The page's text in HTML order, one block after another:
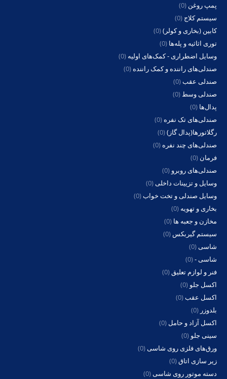
پمپ روغن (0)
سیستم کلاج (0)
کابین (بخاری و کولر)(0)
توری اثاثیه و پله‌ها (0)
وسایل اضطراری - کمک‌های اولیه (0)
صندلی‌های راننده و کمک راننده (0)
صندلی عقب(0)
صندلی وسط (0)
پدال‌ها (0)
صندلی‌های تک نفره (0)
رگلاتورها(پدال گاز)(0)
صندلی‌های چند نفره (0)
فرمان (0)
صندلی‌های روبرو (0)
وسایل و تزیینات داخلی(0)
وسایل صندلی و تخت خواب(0)
بخاری و تهویه (0)
مخازن و جعبه ها (0)
سیستم گیربکس (0)
شاسی(0)
شاسی -(0)
فنر و لوازم تعلیق(0)
اکسل جلو (0)
اکسل عقب(0)
بلدوزر (0)
اکسل آزاد و حامل (0)
سینی جلو (0)
ورق‌های فلزی روی شاسی(0)
زیر سازی اتاق(0)
دسته موتور روی شاسی(0)